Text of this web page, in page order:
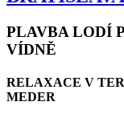
PLAVBA LODÍ
RELAXACE V